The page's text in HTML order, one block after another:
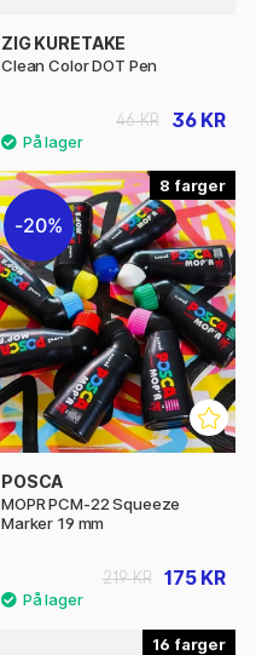
ZIG KURETAKE
Clean Color DOT Pen
36 KR
46 KR
8
20%
POSCA
MOPR PCM-22 Squeeze
Marker 19 mm
175 KR
219 KR
16